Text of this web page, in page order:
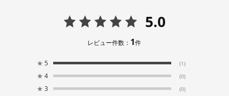
5.0
レビュー件数： 1件
★ 5 (1)
★ 4 (0)
★ 3 (0)